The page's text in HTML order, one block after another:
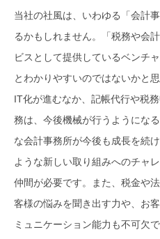
当社の社風は、いわゆる「会計
るかもしれません。「税務や会
ビスとして提供しているベンチ
とわかりやすいのではないかと思
IT化が進むなか、記帳代行や税
務は、今後機械が行うようにな
な会計事務所が今後も成長を続
ような新しい取り組みへのチャ
仲間が必要です。また、税金や
客様の悩みを聞き出す力や、お
ミュニケーション能力も不可欠